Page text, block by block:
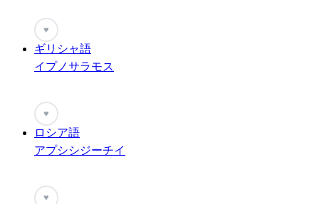
♥
ギリシャ語
イプノサラモス
♥
ロシア語
アプシシジーチイ
♥